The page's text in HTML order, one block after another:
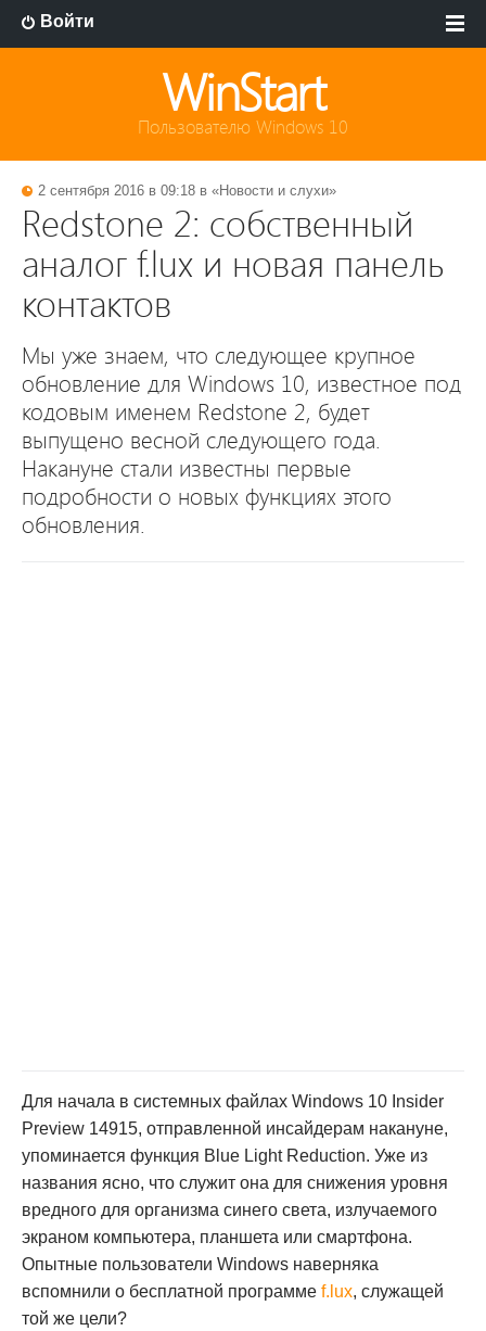
Войти
WinStart
Пользователю Windows 10
2 сентября 2016 в 09:18 в «Новости и слухи»
Redstone 2: собственный
аналог f.lux и новая панель
контактов
Мы уже знаем, что следующее крупное
обновление для Windows 10, известное под
кодовым именем Redstone 2, будет
выпущено весной следующего года.
Накануне стали известны первые
подробности о новых функциях этого
обновления.
Для начала в системных файлах Windows 10 Insider
Preview 14915, отправленной инсайдерам накануне,
упоминается функция Blue Light Reduction. Уже из
названия ясно, что служит она для снижения уровня
вредного для организма синего света, излучаемого
экраном компьютера, планшета или смартфона.
Опытные пользователи Windows наверняка
вспомнили о бесплатной программе f.lux, служащей
той же цели?